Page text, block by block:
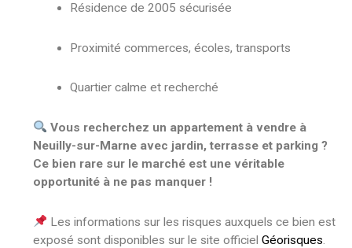
Résidence de 2005 sécurisée
Proximité commerces, écoles, transports
Quartier calme et recherché
Vous recherchez un appartement à vendre à
Neuilly-sur-Marne avec jardin, terrasse et parking ?
Ce bien rare sur le marché est une véritable
opportunité à ne pas manquer !
Les informations sur les risques auxquels ce bien est
exposé sont disponibles sur le site officiel Géorisques.